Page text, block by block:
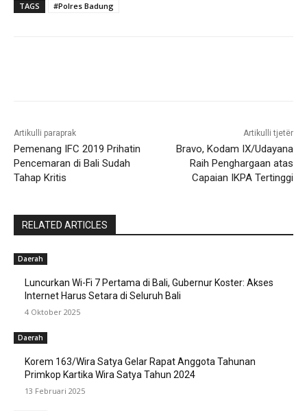
TAGS #Polres Badung
Artikulli paraprak
Pemenang IFC 2019 Prihatin
Pencemaran di Bali Sudah
Tahap Kritis
Artikulli tjetër
Bravo, Kodam IX/Udayana
Raih Penghargaan atas
Capaian IKPA Tertinggi
RELATED ARTICLES
Daerah
Luncurkan Wi-Fi 7 Pertama di Bali, Gubernur Koster: Akses
Internet Harus Setara di Seluruh Bali
4 Oktober 2025
Daerah
Korem 163/Wira Satya Gelar Rapat Anggota Tahunan
Primkop Kartika Wira Satya Tahun 2024
13 Februari 2025